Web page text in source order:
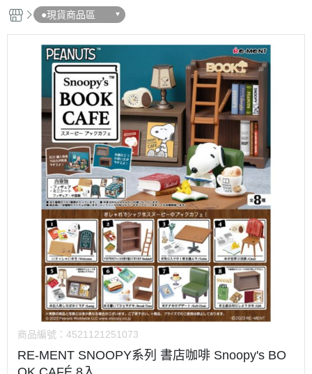
●現貨商品區
商品編號： 4521121251073
RE-MENT SNOOPY系列 書店咖啡 Snoopy's BO